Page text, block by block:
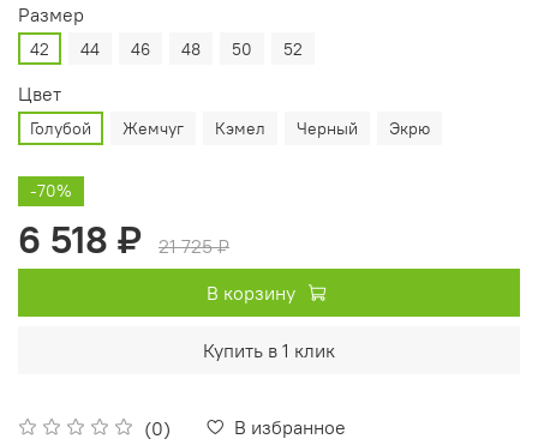
(0) В избранное
Размер
42 44 46 48 50 52
Цвет
Голубой Жемчуг Кэмел Черный Экрю
-70%
6 518 ₽
21 725 ₽
В корзину
Купить в 1 клик